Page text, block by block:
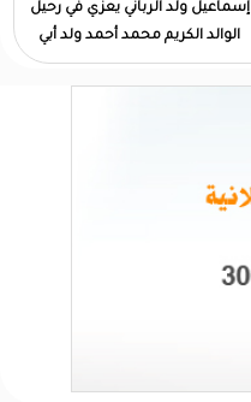
إسماعيل ولد الرباني يعزي في رحيل
الوالد الكريم محمد أحمد ولد أبي